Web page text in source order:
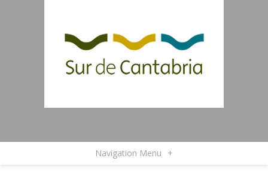
Navigation Menu +